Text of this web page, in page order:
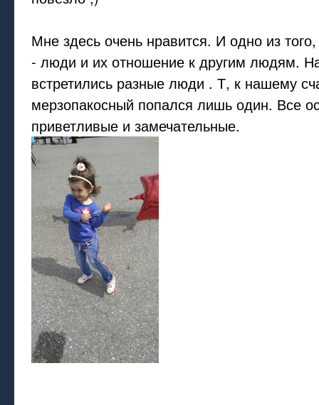
Мне здесь очень нравится. И одно из
- люди и их отношение к другим людям.
встретились разные люди . Т, к нашему
мерзопакосный попался лишь один. Все
приветливые и замечательные.